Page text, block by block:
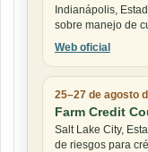
Indianápolis,
sobre manejo de
Web oficial
25–27 de agosto
Farm Credit
Salt Lake City,
de riesgos para